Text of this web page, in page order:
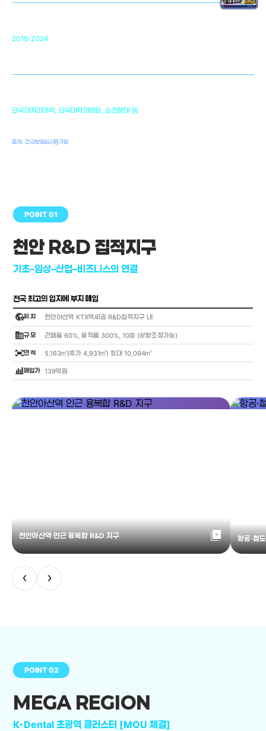
2016-2024
단국대치과대학, 단국대치대병원, 순천향대 등
출처: 건강보험심사평가원
POINT 01
천안 R&D 집적지구
기초–임상–산업–비즈니스의 연결
전국 최고의 입지에 부지 매입
globe_location_pin위 치 천안아산역 KTX역세권 R&D집적지구 내
corporate_fare규 모 건폐율 60%, 용적률 300%, 10층 (상향조정가능)
fit_screen면 적 5,163㎡(추가 4,931㎡) 최대 10,094㎡
bar_chart_4_bars매입가 139억원
천안아산역 인근 융복합 R&D 지구 library_add 항공·철
‹ ›
POINT 02
MEGA REGION
K-Dental 초광역 클러스터 [MOU 체결]